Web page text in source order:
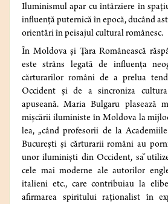
Iluminismul apar cu întârziere în
influență puternică în epocă, ducând
orientări în peisajul cultural românesc.
În Moldova și Țara Românească
este strâns legată de influența
cărturarilor români de a prelua
Occident și de a sincroniza
apuseană. Maria Bulgaru plasează
mișcării iluministe în Moldova la
lea, „când profesorii de la
București și cărturarii români au
unor iluminiști din Occident, sa
cele mai moderne ale autorilor
italieni etc., care contribuiau la
afirmarea spiritului raționalist în